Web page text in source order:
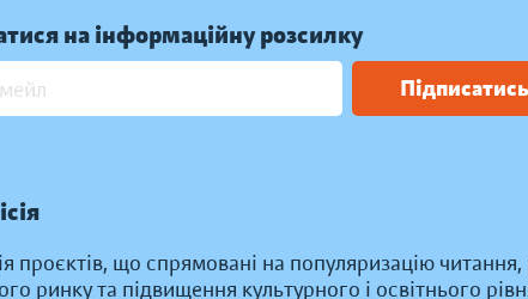
на інформаційну розсилку
Підписатись
проєктів, що спрямовані на популяризацію
ринку та підвищення культурного і освітнього